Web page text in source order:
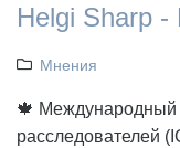
Helgi Sharp
Мнения
🍁 Международный
расследователей